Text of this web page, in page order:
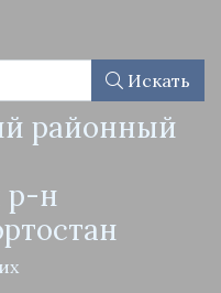
Искать
районный
р-н